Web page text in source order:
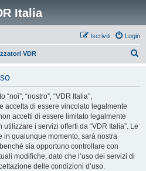
Italia
Login
Iscriviti
VDR
“nostro”, “VDR Italia”,
accetta di essere vincolato legalmente
accetti di essere limitato legalmente
i servizi offerti da “VDR Italia”. Le
in qualunque momento, sarà nostra
sia opportuno controllare con
modifiche, dato che l’uso dei servizi di
delle condizioni d’uso.